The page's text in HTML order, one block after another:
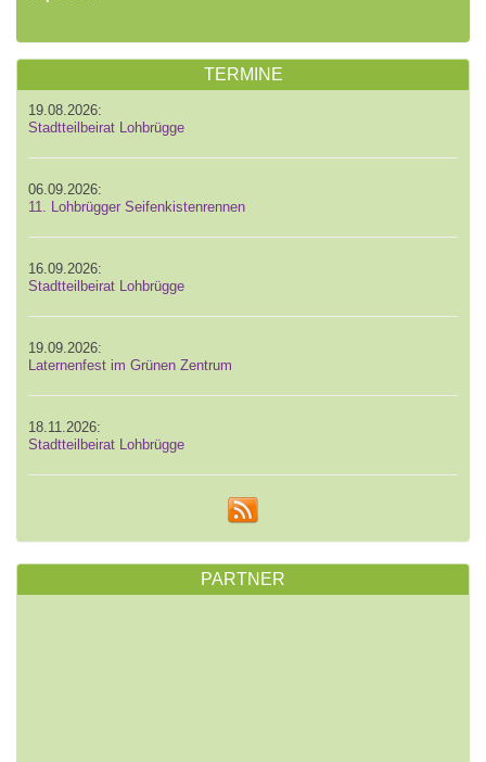
TERMINE
19.08.2026:
Stadtteilbeirat Lohbrügge
06.09.2026:
11. Lohbrügger Seifenkistenrennen
16.09.2026:
Stadtteilbeirat Lohbrügge
19.09.2026:
Laternenfest im Grünen Zentrum
18.11.2026:
Stadtteilbeirat Lohbrügge
PARTNER